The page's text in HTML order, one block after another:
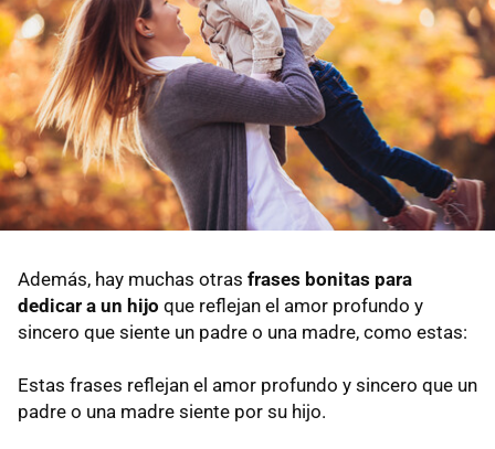
Además, hay muchas otras frases bonitas para
dedicar a un hijo que reflejan el amor profundo y
sincero que siente un padre o una madre, como estas:
Estas frases reflejan el amor profundo y sincero que un
padre o una madre siente por su hijo.